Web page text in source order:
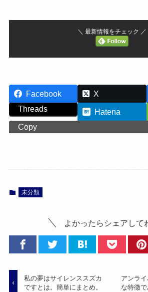
＼ 最新情報をチェック ／
Facebook X
Threads
Hatena
Copy
未分類
よかったらシェアして
私の夢はサイレンススズカ
ですとは。簡単にまとめ。
アンラ
な特徴で